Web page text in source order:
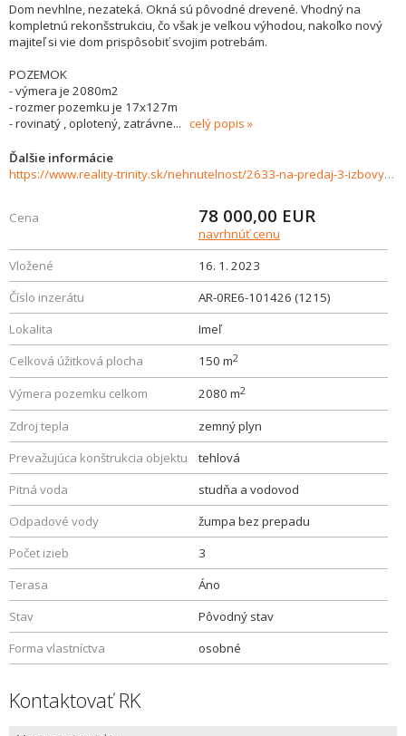
Dom nevhlne, nezateká. Okná sú pôvodné drevené. Vhodný na
kompletnú rekonšstrukciu, čo však je veľkou výhodou, nakoľko nový
majiteľ si vie dom prispôsobiť svojim potrebám.
POZEMOK
- výmera je 2080m2
- rozmer pozemku je 17x127m
- rovinatý , oplotený, zatrávne... celý popis
Ďalšie informácie
https://www.reality-trinity.sk/nehnutelnost/2633-na-predaj-3-izbovy-rodinny-dom-s-velkym-pozemkom-v-obci-imel
Cena 78 000,00 EUR
navrhnúť cenu
Vložené
16. 1. 2023
Číslo inzerátu
AR-0RE6-101426 (1215)
Lokalita
Imeľ
Celková úžitková plocha
150 m2
Výmera pozemku celkom 2080 m2
Zdroj tepla
zemný plyn
Prevažujúca konštrukcia objektu
tehlová
Pitná voda
studňa a vodovod
Odpadové vody
žumpa bez prepadu
Počet izieb
3
Terasa
Áno
Stav
Pôvodný stav
Forma vlastníctva
osobné
Kontaktovať RK